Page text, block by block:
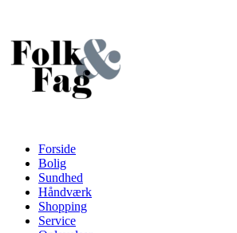
indhold
Forside
Bolig
Sundhed
Håndværk
Shopping
Service